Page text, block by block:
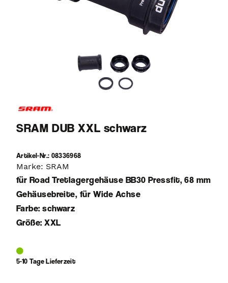
SRAM DUB XXL schwarz
Artikel-Nr.: 08336968
Marke: SRAM
für Road Tretlagergehäuse BB30 Pressfit, 68 mm
Gehäusebreite, für Wide Achse
Farbe: schwarz
Größe: XXL
5-10 Tage Lieferzeit